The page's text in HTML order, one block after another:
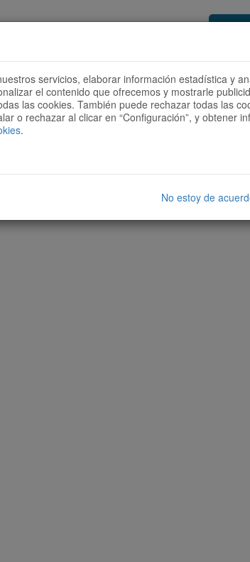
Quieres ser colaborador? Cómo
servicios, elaborar información estadística y
el contenido que ofrecemos y mostrarle
las cookies. También puede rechazar todas las
o rechazar al clicar en “Configuración”, y obtener
.
No estoy de